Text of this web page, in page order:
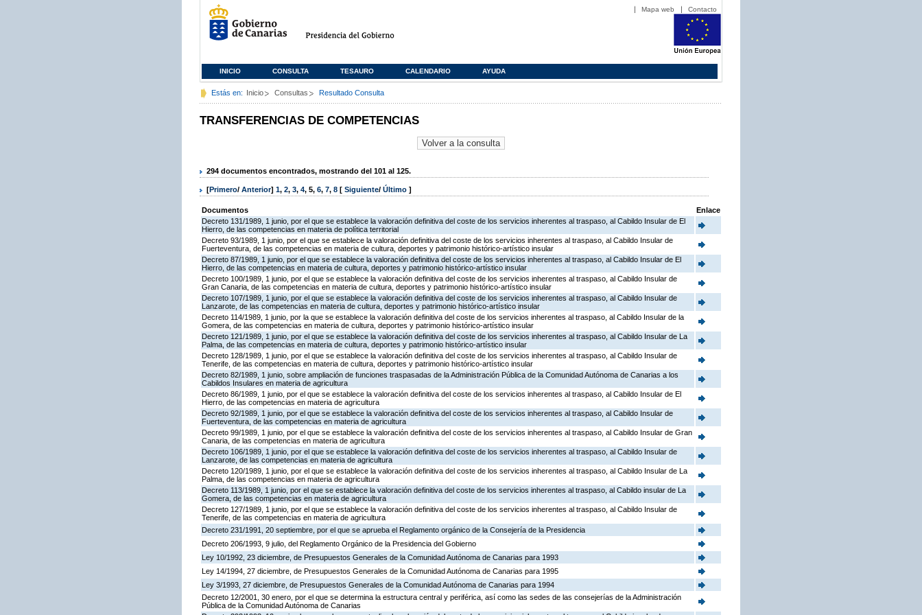
Mapa web Contacto
INICIO CONSULTA TESAURO CALENDARIO AYUDA
Estás en: Inicio Consultas Resultado Consulta
TRANSFERENCIAS DE COMPETENCIAS
294 documentos encontrados, mostrando del 101 al 125.
[Primero/ Anterior] 1, 2, 3, 4, 5, 6, 7, 8 [ Siguiente/ Último ]
Documentos
Enlace
Decreto 131/1989, 1 junio, por el que se establece la valoración definitiva del coste de los servicios inherentes al traspaso, al Cabildo Insular de El
Hierro, de las competencias en materia de política territorial
Decreto 93/1989, 1 junio, por el que se establece la valoración definitiva del coste de los servicios inherentes al traspaso, al Cabildo Insular de
Fuerteventura, de las competencias en materia de cultura, deportes y patrimonio histórico-artístico insular
Decreto 87/1989, 1 junio, por el que se establece la valoración definitiva del coste de los servicios inherentes al traspaso, al Cabildo Insular de El
Hierro, de las competencias en materia de cultura, deportes y patrimonio histórico-artístico insular
Decreto 100/1989, 1 junio, por el que se establece la valoración definitiva del coste de los servicios inherentes al traspaso, al Cabildo Insular de
Gran Canaria, de las competencias en materia de cultura, deportes y patrimonio histórico-artístico insular
Decreto 107/1989, 1 junio, por el que se establece la valoración definitiva del coste de los servicios inherentes al traspaso, al Cabildo Insular de
Lanzarote, de las competencias en materia de cultura, deportes y patrimonio histórico-artístico insular
Decreto 114/1989, 1 junio, por la que se establece la valoración definitiva del coste de los servicios inherentes al traspaso, al Cabildo Insular de la
Gomera, de las competencias en materia de cultura, deportes y patrimonio histórico-artístico insular
Decreto 121/1989, 1 junio, por el que se establece la valoración definitiva del coste de los servicios inherentes al traspaso, al Cabildo Insular de La
Palma, de las competencias en materia de cultura, deportes y patrimonio histórico-artístico insular
Decreto 128/1989, 1 junio, por el que se establece la valoración definitiva del coste de los servicios inherentes al traspaso, al Cabildo Insular de
Tenerife, de las competencias en materia de cultura, deportes y patrimonio histórico-artístico insular
Decreto 82/1989, 1 junio, sobre ampliación de funciones traspasadas de la Administración Pública de la Comunidad Autónoma de Canarias a los
Cabildos Insulares en materia de agricultura
Decreto 86/1989, 1 junio, por el que se establece la valoración definitiva del coste de los servicios inherentes al traspaso, al Cabildo Insular de El
Hierro, de las competencias en materia de agricultura
Decreto 92/1989, 1 junio, por el que se establece la valoración definitiva del coste de los servicios inherentes al traspaso, al Cabildo Insular de
Fuerteventura, de las competencias en materia de agricultura
Decreto 99/1989, 1 junio, por el que se establece la valoración definitiva del coste de los servicios inherentes al traspaso, al Cabildo Insular de Gran
Canaria, de las competencias en materia de agricultura
Decreto 106/1989, 1 junio, por el que se establece la valoración definitiva del coste de los servicios inherentes al traspaso, al Cabildo Insular de
Lanzarote, de las competencias en materia de agricultura
Decreto 120/1989, 1 junio, por el que se establece la valoración definitiva del coste de los servicios inherentes al traspaso, al Cabildo Insular de La
Palma, de las competencias en materia de agricultura
Decreto 113/1989, 1 junio, por el que se establece la valoración definitiva del coste de los servicios inherentes al traspaso, al Cabildo insular de La
Gomera, de las competencias en materia de agricultura
Decreto 127/1989, 1 junio, por el que se establece la valoración definitiva del coste de los servicios inherentes al traspaso, al Cabildo Insular de
Tenerife, de las competencias en materia de agricultura
Decreto 231/1991, 20 septiembre, por el que se aprueba el Reglamento orgánico de la Consejería de la Presidencia
Decreto 206/1993, 9 julio, del Reglamento Orgánico de la Presidencia del Gobierno
Ley 10/1992, 23 diciembre, de Presupuestos Generales de la Comunidad Autónoma de Canarias para 1993
Ley 14/1994, 27 diciembre, de Presupuestos Generales de la Comunidad Autónoma de Canarias para 1995
Ley 3/1993, 27 diciembre, de Presupuestos Generales de la Comunidad Autónoma de Canarias para 1994
Decreto 12/2001, 30 enero, por el que se determina la estructura central y periférica, así como las sedes de las consejerías de la Administración
Pública de la Comunidad Autónoma de Canarias